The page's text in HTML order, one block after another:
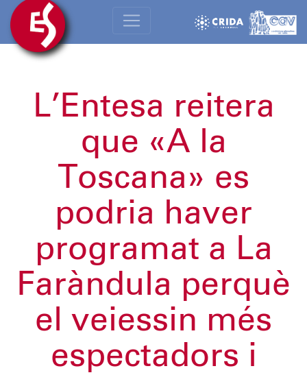
L’Entesa reitera
que «A la
Toscana» es
podria haver
programat a La
Faràndula perquè
el veiessin més
espectadors i